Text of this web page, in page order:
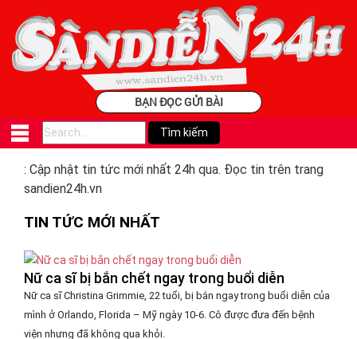
BẠN ĐỌC GỬI BÀI
: Cập nhật tin tức mới nhất 24h qua. Đọc tin trên trang
sandien24h.vn
TIN TỨC MỚI NHẤT
Nữ ca sĩ bị bắn chết ngay trong buổi diễn
Nữ ca sĩ Christina Grimmie, 22 tuổi, bị bắn ngay trong buổi diễn của
mình ở Orlando, Florida – Mỹ ngày 10-6. Cô được đưa đến bệnh
viện nhưng đã không qua khỏi.